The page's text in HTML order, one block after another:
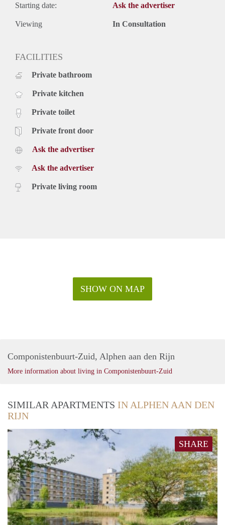
Starting date: Ask the advertiser
Viewing In Consultation
FACILITIES
Private bathroom
Private kitchen
Private toilet
Private front door
Ask the advertiser
Ask the advertiser
Private living room
SHOW ON MAP
Componistenbuurt-Zuid, Alphen aan den Rijn
More information about living in Componistenbuurt-Zuid
SIMILAR APARTMENTS IN ALPHEN AAN DEN
RIJN
SHARE